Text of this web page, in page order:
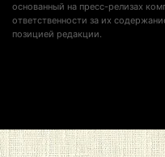
основанный на пресс-релизах
ответственности за их
позицией редакции.